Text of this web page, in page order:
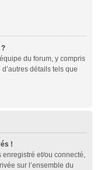
?
du forum, y compris
détails tels que
!
enregistré et/ou connecté,
sur l’ensemble du